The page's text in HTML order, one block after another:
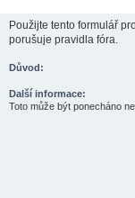
Použijte tento formulář
porušuje pravidla fóra.
Důvod:
Další informace:
Toto může být ponecháno